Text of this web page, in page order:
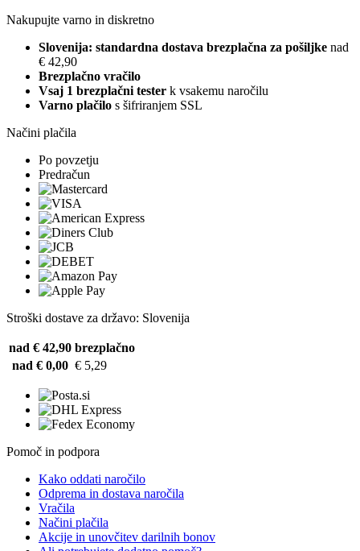
Nakupujte varno in diskretno
Slovenija: standardna dostava brezplačna za pošiljke nad
€ 42,90
Brezplačno vračilo
Vsaj 1 brezplačni tester k vsakemu naročilu
Varno plačilo s šifriranjem SSL
Načini plačila
Po povzetju
Predračun
Stroški dostave za državo: Slovenija
nad € 42,90 brezplačno
nad € 0,00 € 5,29
Pomoč in podpora
Kako oddati naročilo
Odprema in dostava naročila
Vračila
Načini plačila
Akcije in unovčitev darilnih bonov